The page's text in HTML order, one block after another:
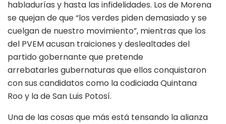
habladurías y hasta las infidelidades. Los de Morena
se quejan de que “los verdes piden demasiado y se
cuelgan de nuestro movimiento”, mientras que los
del PVEM acusan traiciones y deslealtades del
partido gobernante que pretende
arrebatarles gubernaturas que ellos conquistaron
con sus candidatos como la codiciada Quintana
Roo y la de San Luis Potosí.
Una de las cosas que más está tensando la alianza